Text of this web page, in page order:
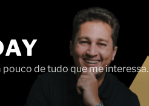
de tudo que me interessa.